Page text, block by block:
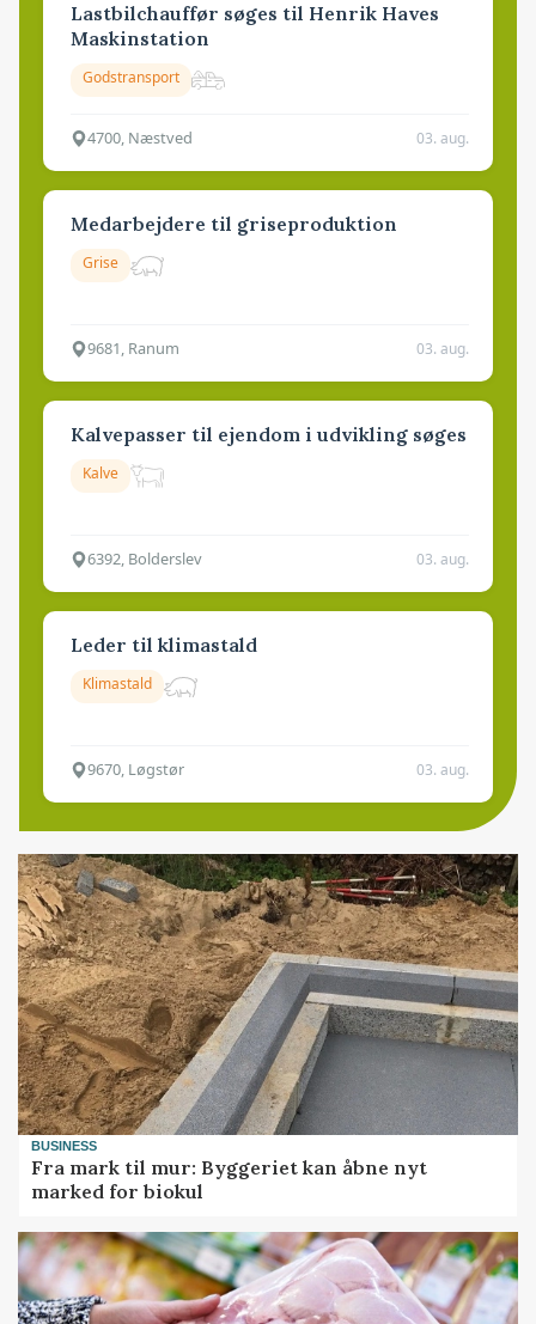
Lastbilchauffør søges til Henrik Haves
Maskinstation
Godstransport
4700, Næstved 03. aug.
Medarbejdere til griseproduktion
Grise
9681, Ranum 03. aug.
Kalvepasser til ejendom i udvikling søges
Kalve
6392, Bolderslev 03. aug.
Leder til klimastald
Klimastald
9670, Løgstør 03. aug.
BUSINESS
Fra mark til mur: Byggeriet kan åbne nyt
marked for biokul